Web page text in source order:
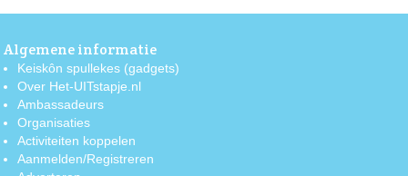
Algemene informatie
Keiskôn spullekes (gadgets)
Over Het-UITstapje.nl
Ambassadeurs
Organisaties
Activiteiten koppelen
Aanmelden/Registreren